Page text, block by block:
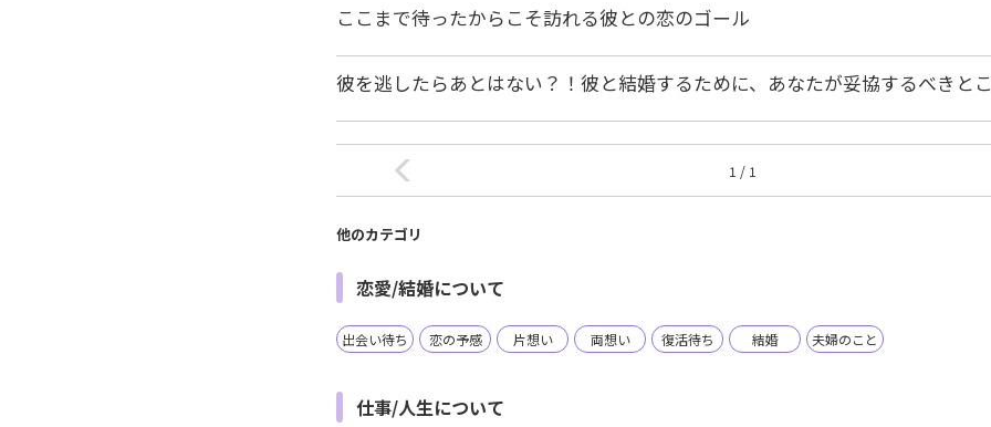
ここまで待ったからこそ訪れる彼との恋のゴール
彼を逃したらあとはない？！彼と結婚するために、あなたが妥協するべきと
1 / 1
他のカテゴリ
恋愛/結婚について
出会い待ち 恋の予感 片想い 両想い 復活待ち 結婚 夫婦のこと
仕事/人生について